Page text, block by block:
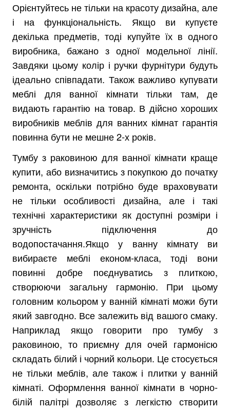
Орієнтуйтесь не тільки на красоту дизайна, але
і на функціональність. Якщо ви купуєте
декілька предметів, тоді купуйте їх в одного
виробника, бажано з одної модельної лінії.
Завдяки цьому колір і ручки фурнітури будуть
ідеально співпадати. Також важливо купувати
меблі для ванної кімнати тільки там, де
видають гарантію на товар. В дійсно хороших
виробників меблів для ванних кімнат гарантія
повинна бути не мешне 2-х років.
Тумбу з раковиною для ванної кімнати краще
купити, або визначитись з покупкою до початку
ремонта, оскільки потрібно буде враховувати
не тільки особливості дизайна, але і такі
технічні характеристики як доступні розміри і
зручність підключення до
водопостачання.Якщо у ванну кімнату ви
вибираєте меблі економ-класа, тоді вони
повинні добре поєднуватись з плиткою,
створюючи загальну гармонію. При цьому
головним кольором у ванній кімнаті можи бути
який завгодно. Все залежить від вашого смаку.
Наприклад якщо говорити про тумбу з
раковиною, то приємну для очей гармонісю
складать білий і чорний кольори. Це стосується
не тільки меблів, але також і плитки у ванній
кімнаті. Оформлення ванної кімнати в чорно-
білій палітрі дозволяє з легкістю створити